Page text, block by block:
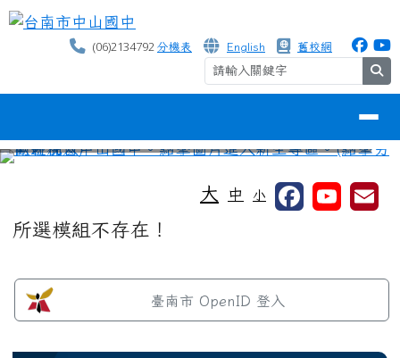
跳至主內容區
台南市中山國中
(06)2134792 分機表 English 舊校網
⏸
大 中 小
主內容區域
所選模組不存在！
左邊區域內容
臺南市 OpenID 登入
頁尾區域